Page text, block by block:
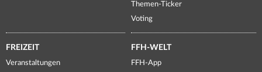
Themen-Ticker
Voting
FREIZEIT
Veranstaltungen
FFH-WELT
FFH-App